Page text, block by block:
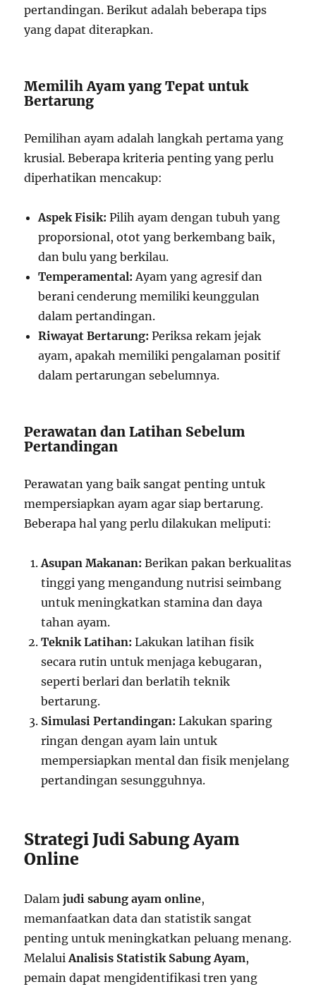
pertandingan. Berikut adalah beberapa tips
yang dapat diterapkan.
Memilih Ayam yang Tepat untuk
Bertarung
Pemilihan ayam adalah langkah pertama yang
krusial. Beberapa kriteria penting yang perlu
diperhatikan mencakup:
Aspek Fisik: Pilih ayam dengan tubuh yang
proporsional, otot yang berkembang baik,
dan bulu yang berkilau.
Temperamental: Ayam yang agresif dan
berani cenderung memiliki keunggulan
dalam pertandingan.
Riwayat Bertarung: Periksa rekam jejak
ayam, apakah memiliki pengalaman positif
dalam pertarungan sebelumnya.
Perawatan dan Latihan Sebelum
Pertandingan
Perawatan yang baik sangat penting untuk
mempersiapkan ayam agar siap bertarung.
Beberapa hal yang perlu dilakukan meliputi:
Asupan Makanan: Berikan pakan berkualitas
tinggi yang mengandung nutrisi seimbang
untuk meningkatkan stamina dan daya
tahan ayam.
Teknik Latihan: Lakukan latihan fisik
secara rutin untuk menjaga kebugaran,
seperti berlari dan berlatih teknik
bertarung.
Simulasi Pertandingan: Lakukan sparing
ringan dengan ayam lain untuk
mempersiapkan mental dan fisik menjelang
pertandingan sesungguhnya.
Strategi Judi Sabung Ayam
Online
Dalamjudi sabung ayam online,
memanfaatkan data dan statistik sangat
penting untuk meningkatkan peluang menang.
MelaluiAnalisis Statistik Sabung Ayam,
pemain dapat mengidentifikasi tren yang